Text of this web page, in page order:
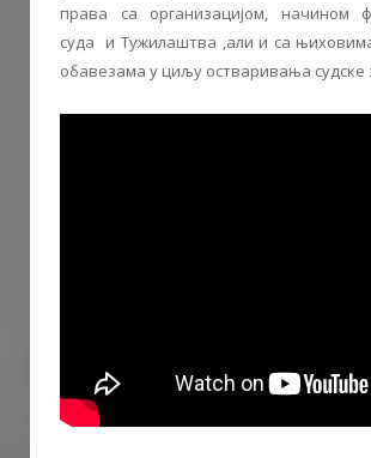
права са организацијом, начином
суда и Тужилаштва ,али и са
обавезама у циљу остваривања судске